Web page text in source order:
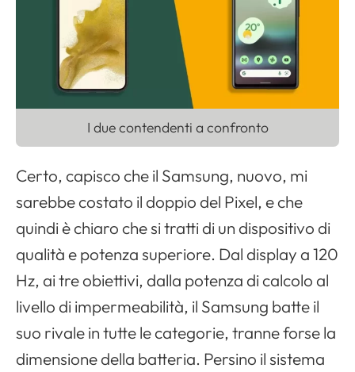
I due contendenti a confronto
Certo, capisco che il Samsung, nuovo, mi
sarebbe costato il doppio del Pixel, e che
quindi è chiaro che si tratti di un dispositivo di
qualità e potenza superiore. Dal display a 120
Hz, ai tre obiettivi, dalla potenza di calcolo al
livello di impermeabilità, il Samsung batte il
suo rivale in tutte le categorie, tranne forse la
dimensione della batteria. Persino il sistema